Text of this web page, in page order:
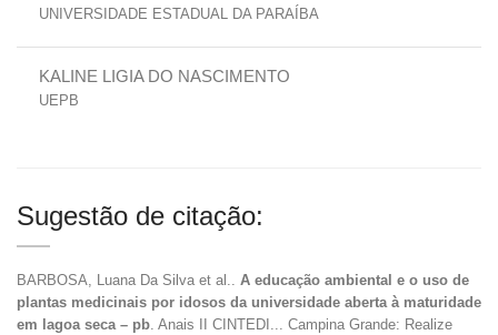
UNIVERSIDADE ESTADUAL DA PARAÍBA
KALINE LIGIA DO NASCIMENTO
UEPB
Sugestão de citação:
BARBOSA, Luana Da Silva et al.. A educação ambiental e o uso de
plantas medicinais por idosos da universidade aberta à maturidade
em lagoa seca – pb . Anais II CINTEDI... Campina Grande: Realize